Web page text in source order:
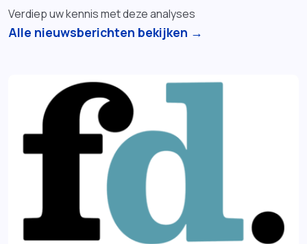
Verdiep uw kennis met deze analyses
Alle nieuwsberichten bekijken →